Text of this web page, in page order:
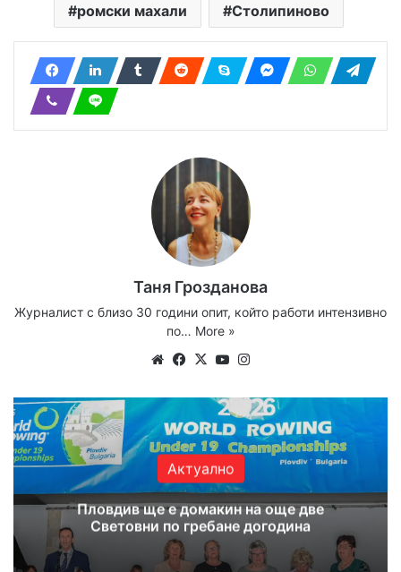
ромски махали Столипиново
Таня Грозданова
Журналист с близо 30 години опит, който работи интензивно
по… More »
WebsiteFacebook
X YouTube
Актуално
Пловдив ще е домакин на още две
Световни по гребане догодина